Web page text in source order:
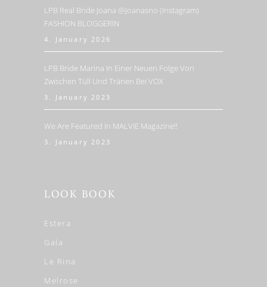
LPB Real Bride Joana @joanasno (Instagram)
FASHION BLOGGERIN
4. January 2026
LPB Bride Marina In Einer Neuen Folge Von
Zwischen Tüll Und Tränen Bei VOX
3. January 2023
We Are Featured In MALVIE Magazine!!
3. January 2023
LOOK BOOK
Estera
Gala
Le Rina
Melrose